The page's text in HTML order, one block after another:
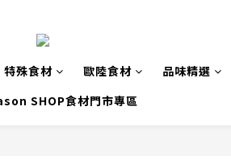
殊食材 歐陸食材 品味精選
SHOP食材門市專區